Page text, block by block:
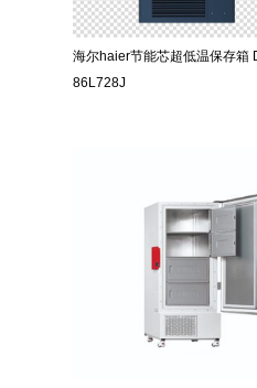
海尔haier节能芯超低温保存箱
86L728J